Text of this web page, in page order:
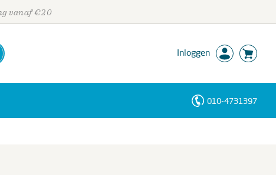
vanaf €20
Inloggen
010-4731397
Personen